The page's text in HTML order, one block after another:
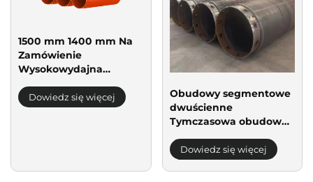
1500 mm 1400 mm Na
Zamówienie
Wysokowydajna
Obrotowa Do Palec
Fundamentowych Rury
Dowiedz się więcej
Obudowy segmentowe
dwuścienne
Tymczasowa obudowa
odkładanych
Dowiedz się więcej